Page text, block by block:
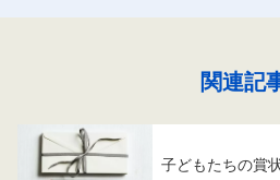
関連記
子どもたちの賞